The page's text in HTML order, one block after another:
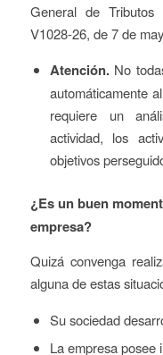
General de
V1028-26, de 7 de
Atención.No
automáticamente
requiere un
actividad, los
objetivos
¿Es un buen
empresa?
Quizá convenga
alguna de estas
Su sociedad
La empresa posee